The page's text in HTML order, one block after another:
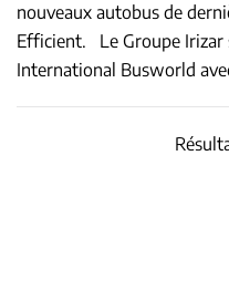
nouveaux autobus de
Efficient. Le Groupe Irizar
International Busworld